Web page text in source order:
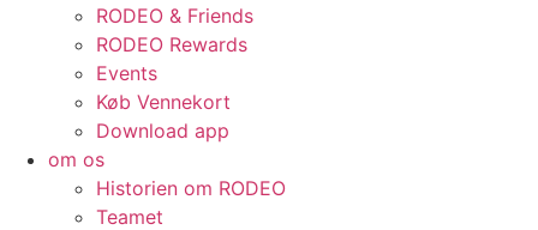
RODEO & Friends
RODEO Rewards
Events
Køb Vennekort
Download app
om os
Historien om RODEO
Teamet